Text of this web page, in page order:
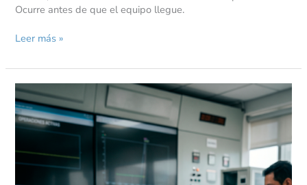
Ocurre antes de que el equipo llegue.
Leer más »
Disciplina
operativa:
cómo
se
estándar